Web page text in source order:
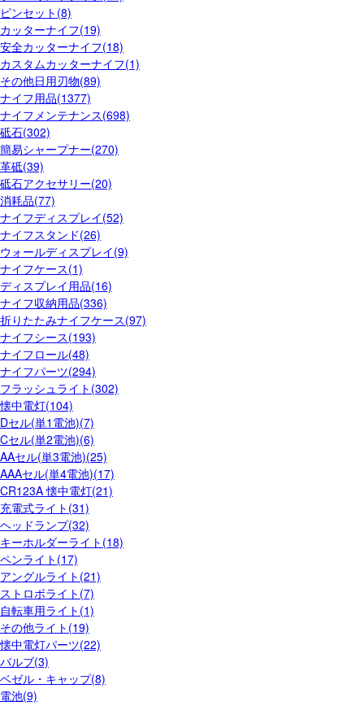
ピンセット(8)
カッターナイフ(19)
安全カッターナイフ(18)
カスタムカッターナイフ(1)
その他日用刃物(89)
ナイフ用品(1377)
ナイフメンテナンス(698)
砥石(302)
簡易シャープナー(270)
革砥(39)
砥石アクセサリー(20)
消耗品(77)
ナイフディスプレイ(52)
ナイフスタンド(26)
ウォールディスプレイ(9)
ナイフケース(1)
ディスプレイ用品(16)
ナイフ収納用品(336)
折りたたみナイフケース(97)
ナイフシース(193)
ナイフロール(48)
ナイフパーツ(294)
フラッシュライト(302)
懐中電灯(104)
Dセル(単1電池)(7)
Cセル(単2電池)(6)
AAセル(単3電池)(25)
AAAセル(単4電池)(17)
CR123A 懐中電灯(21)
充電式ライト(31)
ヘッドランプ(32)
キーホルダーライト(18)
ペンライト(17)
アングルライト(21)
ストロボライト(7)
自転車用ライト(1)
その他ライト(19)
懐中電灯パーツ(22)
バルブ(3)
ベゼル・キャップ(8)
電池(9)